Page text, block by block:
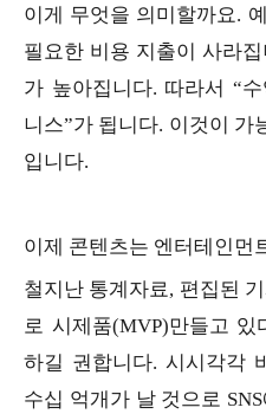
이게 무엇을 의미할까요.
필요한 비용 지출이 사라
가 높아집니다. 따라서 “
니스”가 됩니다. 이것이 가
입니다.
이제 콘텐츠는 엔터테인먼
철지난 통계자료, 편집된
로 시제품(MVP)만들고
하길 권합니다. 시시각각
수십 억개가 날 것으로